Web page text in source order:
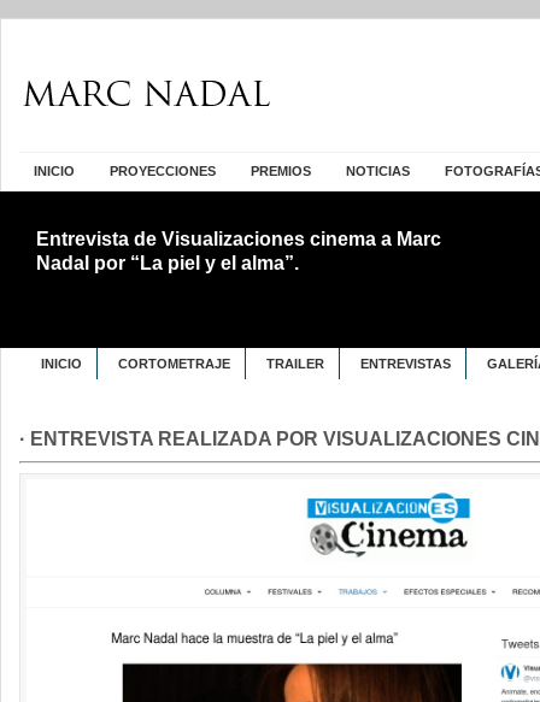
INICIO PROYECCIONES PREMIOS NOTICIAS
Entrevista de Visualizaciones cinema a Marc
Nadal por “La piel y el alma”.
INICIO CORTOMETRAJE TRAILER ENTREVISTAS
· ENTREVISTA REALIZADA POR VISUALIZACIONES